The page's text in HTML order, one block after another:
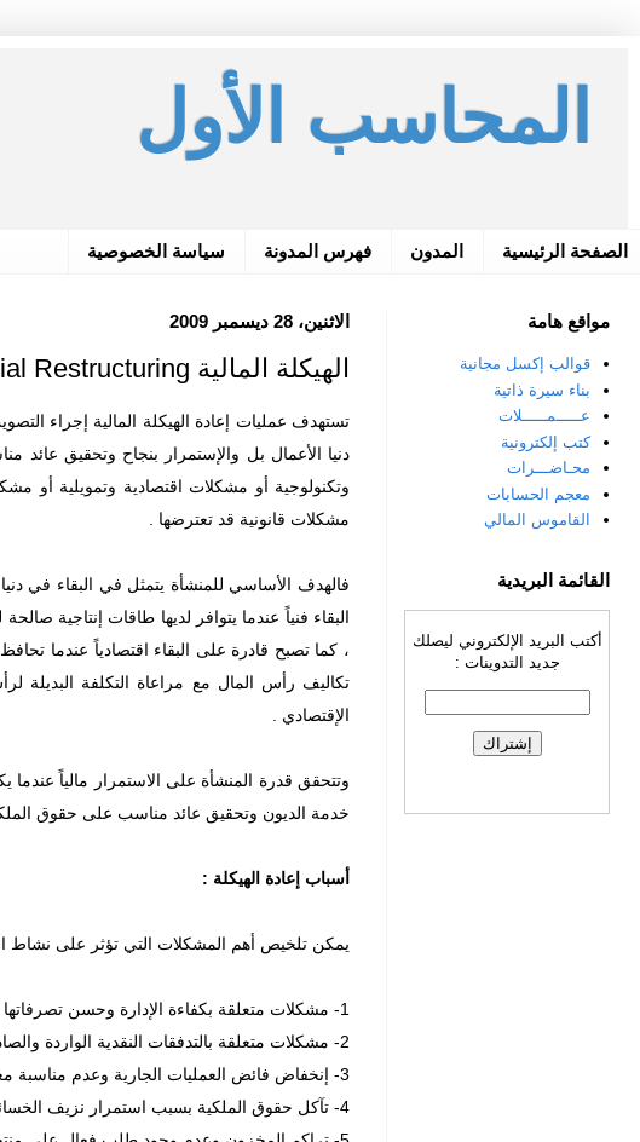
المحاسب الأول
الصفحة الرئيسية المدون فهرس المدونة سياسة الخصوصية
الاثنين، 28 ديسمبر 2009
الهيكلة المالية Financial Restructuring
تستهدف عمليات إعادة الهيكلة المالية إجراء
دنيا الأعمال بل والإستمرار بنجاح وتحقيق
وتكنولوجية أو مشكلات اقتصادية وتمويلية أو
مشكلات قانونية قد تعترضها .
فالهدف الأساسي للمنشأة يتمثل في البقاء في دنيا
البقاء فنياً عندما يتوافر لديها طاقات إنتاجية
، كما تصبح قادرة على البقاء اقتصادياً عندما
تكاليف رأس المال مع مراعاة التكلفة البديلة
الإقتصادي .
وتتحقق قدرة المنشأة على الاستمرار مالياً عندما
خدمة الديون وتحقيق عائد مناسب على حقوق
أسباب إعادة الهيكلة :
يمكن تلخيص أهم المشكلات التي تؤثر على نشاط
1- مشكلات متعلقة بكفاءة الإدارة وحسن تصرفاتها أو أمانتها ونزاهتها .
2- مشكلات متعلقة بالتدفقات النقدية الواردة والصادرة ووجود عجز وعدم توازن بينهما .
3- إنخفاض فائض العمليات الجارية وعدم مناسبة معدل العائد السنوي على رأس المال المستثمر .
4- تآكل حقوق الملكية بسبب استمرار نزيف الخسائر .
مواقع هامة
قوالب إكسل مجانية
بناء سيرة ذاتية
عـــــمـــــلات
كتب إلكترونية
محـاضـــرات
معجم الحسابات
القاموس المالي
القائمة البريدية
أكتب البريد الإلكتروني ليصلك
جديد التدوينات :